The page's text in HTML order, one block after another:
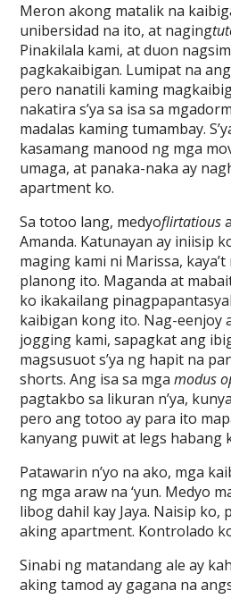
Meron akong matalik na
unibersidad na ito, at naging
Pinakilala kami, at duon
pagkakaibigan. Lumipat na
pero nanatili kaming
nakatira s’ya sa isa sa
madalas kaming tumambay.
kasamang manood ng mga
umaga, at panaka-naka ay
apartment ko.
Sa totoo lang, medyoflirtatious
Amanda. Katunayan ay iniisip
maging kami ni Marissa,
planong ito. Maganda at
ko ikakailang
kaibigan kong ito. Nag-eenjoy
jogging kami, sapagkat ang
magsusuot s’ya ng hapit na
shorts. Ang isa sa mgamodus
pagtakbo sa likuran n’ya,
pero ang totoo ay para ito
kanyang puwit at legs habang
Patawarin n’yo na ako, mga
ng mga araw na ‘yun. Medyo
libog dahil kay Jaya. Naisip ko,
aking apartment. Kontrolado
Sinabi ng matandang ale ay
aking tamod ay gagana na